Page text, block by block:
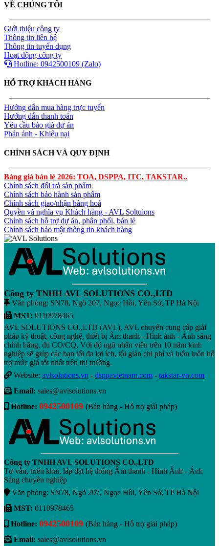
VỀ CHÚNG TÔI
Giới thiệu công ty
Thông tin liên hệ
Thông tin tuyển dụng
Hoạt động công ty
Hotline: 0942500109 (Zalo)
HỖ TRỢ KHÁCH HÀNG
Hướng dẫn mua hàng trực tuyến
Hướng dẫn thanh toán
Yêu cầu báo giá dự án
Phán ánh - Khiếu nại
CHÍNH SÁCH VÀ QUY ĐỊNH
Bảng giá bán lẻ 2026: TOA, DSPPA, ITC, TAKSTAR..
Chính sách đổi trả sản phẩm
Chính sách bảo hành sản phẩm
Chính sách giao/nhận hàng hoá
Quyền và nghĩa vụ Khách hàng - AVL Soltuions
Chính sách hỗ trợ dự án, phân phối, bán lẻ
Chính sách bảo mật thông tin khách hàng
Công ty TNHH AVL SOLUTIONS CO.,LTD
Văn phòng: SN78, Ngõ 207, Ngọc Hồi, Yên Sở, TP Hà Nội
MST: 0110978465
AVL SOLUTIONS CO.,LTD (AVL). AVL chuyên cung cấp giải
pháp kỹ thuật, công nghệ, thiết bị Âm thanh - Hình ảnh - Ánh sáng
chính hãng, đủ CO/CQ, Với độ ngũ nhân viên trên 10 năm kinh
nghiệp sẽ giúp các bạn tối đa lợi ích, tội giản chi phí và luôn luôn hỗ
trợ mức giá tốt nhất trên thị trường.
Website: avlsolutions.vn - dsppavietnam.com - takstar-vn.com
Email: sales@avlsolutions.vn
Hotline: 0942500109 (Bán hàng - Hỗ trợ giải pháp)
Công ty TNHH AVL SOLUTIONS CO.,LTD
Tư vẫn, triển khai, lắp đặt hệ thống Âm thanh - Hình Ảnh - Ánh
Sáng chuyên nghiệp
Văn phòng: SN78, Ngõ 207, Ngọc Hồi, Yên Sở, TP Hà Nội
MST: 0110978465
Hotline: 0942500109 (Bán hàng - Hỗ trợ giải pháp)
Email: sales@avlsolutions.vn